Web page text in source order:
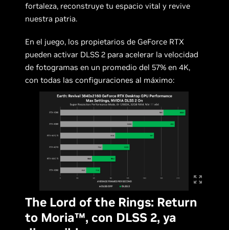
fortaleza, reconstruye tu espacio vital y revive
nuestra patria.
En el juego, los propietarios de GeForce RTX
pueden activar DLSS 2 para acelerar la velocidad
de fotogramas en un promedio del 57% en 4K,
con todas las configuraciones al máximo:
The Lord of the Rings: Return
to Moria™, con DLSS 2, ya